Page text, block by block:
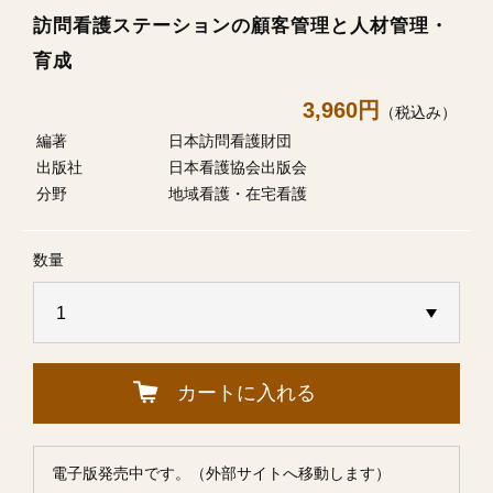
訪問看護ステーションの顧客管理と人材管理・
育成
3,960円
（税込み）
編著
日本訪問看護財団
出版社
日本看護協会出版会
分野
地域看護・在宅看護
数量
カートに入れる
電子版発売中です。（外部サイトへ移動します）